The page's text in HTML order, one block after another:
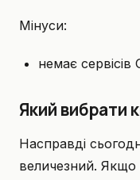
Мінуси:
немає сервісів
Який вибрати
Насправді
величезний. Якщо